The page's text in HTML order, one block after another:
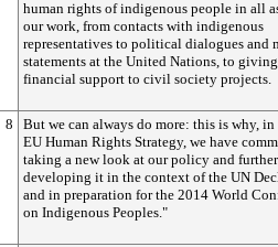
human rights of indigenous people in all
our work, from contacts with indigenous
representatives to political dialogues and
statements at the United Nations, to giving
financial support to civil society projects.
8
But we can always do more: this is why, in
EU Human Rights Strategy, we have
taking a new look at our policy and further
developing it in the context of the UN
and in preparation for the 2014 World
on Indigenous Peoples."